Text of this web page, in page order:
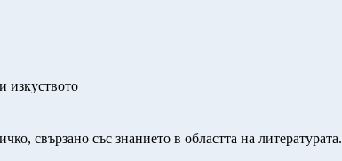
изкуството
свързано със знанието в областта на литературата.